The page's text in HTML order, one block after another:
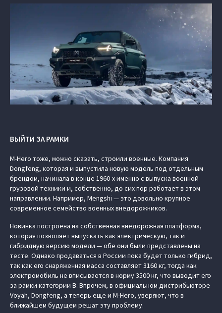
ВЫЙТИ ЗА РАМКИ
M-Hero тоже, можно сказать, строили военные. Компания
Dongfeng, которая и выпустила новую модель под отдельным
брендом, начинала в конце 1960-х именно с выпуска военной
грузовой техники и, собственно, до сих пор работает в этом
направлении. Например, Mengshi — это довольно крупное
современное семейство военных внедорожников.
Новинка построена на собственная внедорожная платформа,
которая позволяет выпускать как электрическую, так и
гибридную версию модели — обе они были представлены на
тесте. Однако продаваться в России пока будет только гибрид,
так как его снаряженная масса составляет 3160 кг, тогда как
электромобиль не вписывается в норму 3500 кг, что выводит его
за рамки категории В. Впрочем, в официальном дистрибьюторе
Voyah, Dongfeng, а теперь еще и M-Hero, уверяют, что в
ближайшем будущем решат эту проблему.